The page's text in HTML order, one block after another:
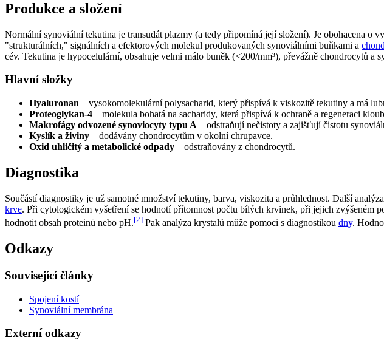
Produkce a složení
Normální synoviální tekutina je transudát plazmy (a tedy připomíná její složení). Je obohacena o
"strukturálních," signálních a efektorových molekul produkovaných synoviálními buňkami a
cév. Tekutina je hypocelulární, obsahuje velmi málo buněk (<200/mm³), převážně chondrocytů
Hlavní složky
Hyaluronan – vysokomolekulární polysacharid, který přispívá k viskozitě tekutiny a má
Proteoglykan-4 – molekula bohatá na sacharidy, která přispívá k ochraně a regeneraci
Makrofágy odvozené synoviocyty typu A – odstraňují nečistoty a zajišťují čistotu
Kyslík a živiny – dodávány chondrocytům v okolní chrupavce.
Oxid uhličitý a metabolické odpady – odstraňovány z chondrocytů.
Diagnostika
Součástí diagnostiky je už samotné množství tekutiny, barva, viskozita a průhlednost. Další
krve. Při cytologickém vyšetření se hodnotí přítomnost počtu bílých krvinek, při jejich zvýšeném
hodnotit obsah proteinů nebo pH.[2] Pak analýza krystalů může pomoci s diagnostikou dny.
Odkazy
Související články
Spojení kostí
Synoviální membrána
Externí odkazy